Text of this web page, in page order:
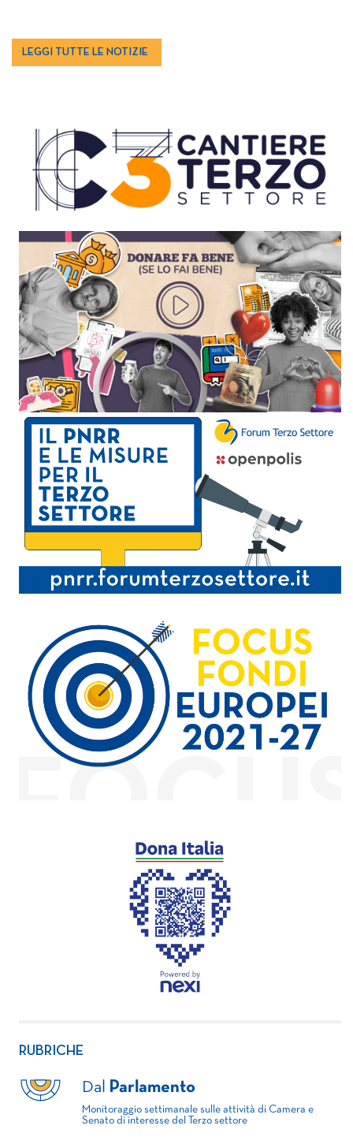
LEGGI TUTTE LE NOTIZIE
RUBRICHE
Dal Parlamento
Monitoraggio settimanale sulle attività di Camera e
Senato di interesse del Terzo settore